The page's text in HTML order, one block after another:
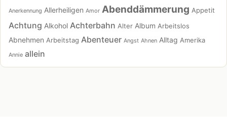
Anerkennung Allerheiligen Amor Abenddämmerung Appetit
Achtung Alkohol Achterbahn Alter Album Arbeitslos
Abnehmen Arbeitstag Abenteuer Angst Ahnen Alltag Amerika
Annie allein